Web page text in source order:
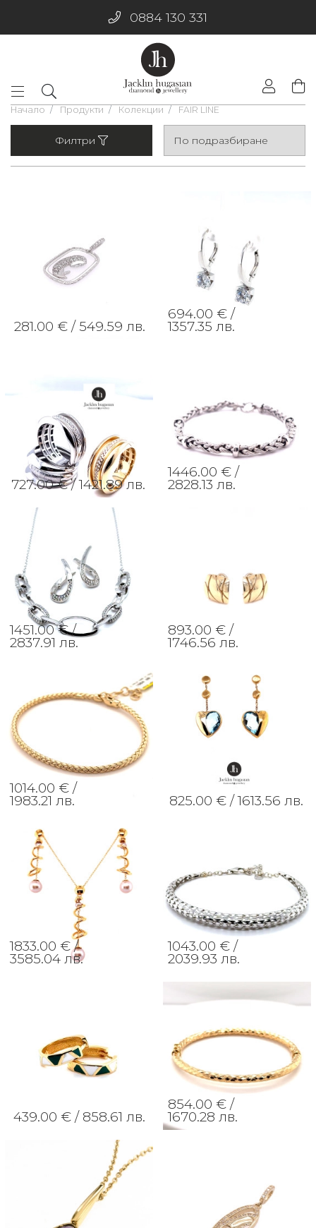
0884 130 331
Начало Продукти Колекции FAIR LINE
Филтри
281.00 € / 549.59 лв.
694.00 € /
1357.35 лв.
727.00 € / 1421.89 лв.
1446.00 € /
2828.13 лв.
1451.00 € /
2837.91 лв.
893.00 € /
1746.56 лв.
1014.00 € /
1983.21 лв. 825.00 € / 1613.56 лв.
1833.00 € /
3585.04 лв.
1043.00 € /
2039.93 лв.
439.00 € / 858.61 лв.
854.00 € /
1670.28 лв.